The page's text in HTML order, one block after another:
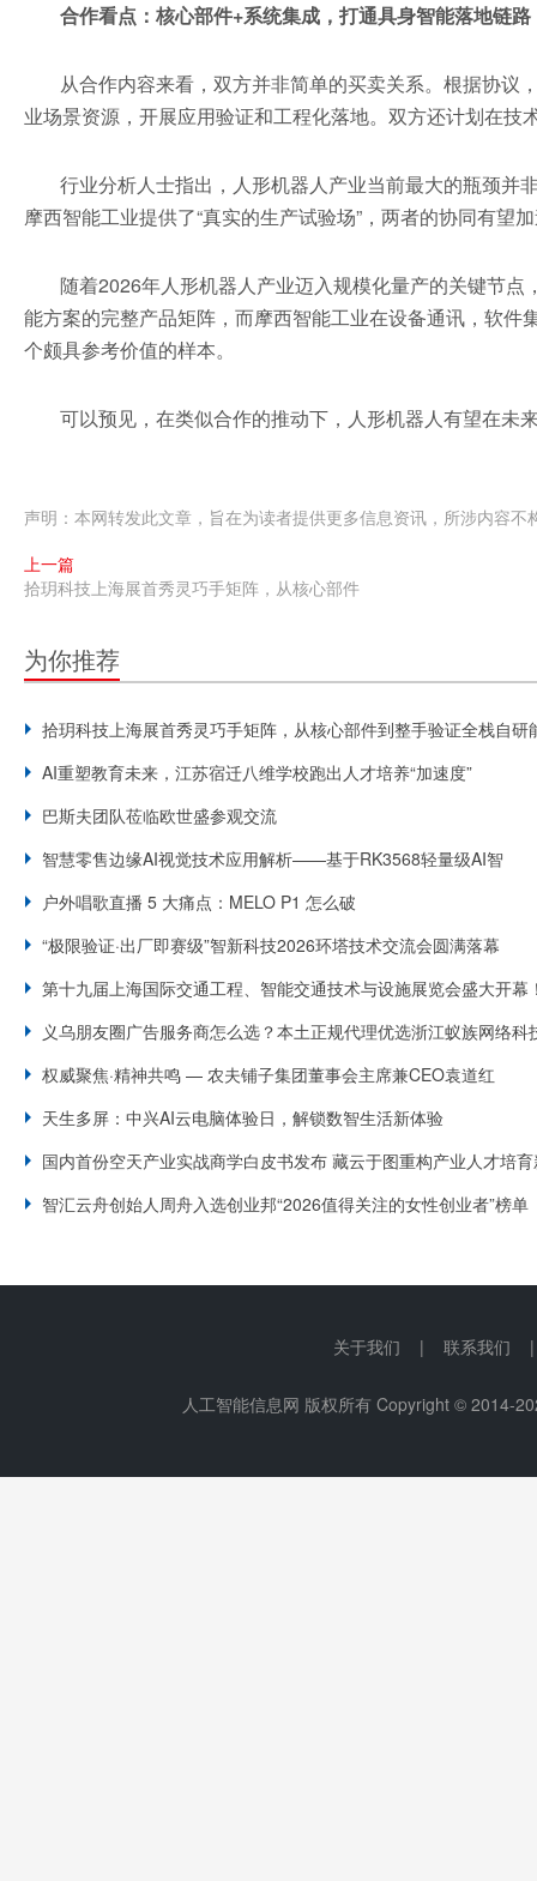
合作看点：核心部件+系统集成，打通具身智能落地链路
从合作内容来看，双方并非简单的买卖关系。根据协议
业场景资源，开展应用验证和工程化落地。双方还计划在
行业分析人士指出，人形机器人产业当前最大的瓶颈并
摩西智能工业提供了“真实的生产试验场”，两者的协同有望
随着2026年人形机器人产业迈入规模化量产的关键节
能方案的完整产品矩阵，而摩西智能工业在设备通讯，软
个颇具参考价值的样本。
可以预见，在类似合作的推动下，人形机器人有望在未
声明：本网转发此文章，旨在为读者提供更多信息资讯，所涉内容
上一篇
拾玥科技上海展首秀灵巧手矩阵，从核心部件
为你推荐
拾玥科技上海展首秀灵巧手矩阵，从核心部件到整手验证全栈自研
AI重塑教育未来，江苏宿迁八维学校跑出人才培养“加速度”
巴斯夫团队莅临欧世盛参观交流
智慧零售边缘AI视觉技术应用解析——基于RK3568轻量级AI智
户外唱歌直播 5 大痛点：MELO P1 怎么破
“极限验证·出厂即赛级”智新科技2026环塔技术交流会圆满落幕
第十九届上海国际交通工程、智能交通技术与设施展览会盛大开幕
义乌朋友圈广告服务商怎么选？本土正规代理优选浙江蚁族网络科
权威聚焦·精神共鸣 — 农夫铺子集团董事会主席兼CEO袁道红
天生多屏：中兴AI云电脑体验日，解锁数智生活新体验
国内首份空天产业实战商学白皮书发布 藏云于图重构产业人才培
智汇云舟创始人周舟入选创业邦“2026值得关注的女性创业者”榜单
关于我们 | 联系我
人工智能信息网 版权所有 Copyright © 2014-